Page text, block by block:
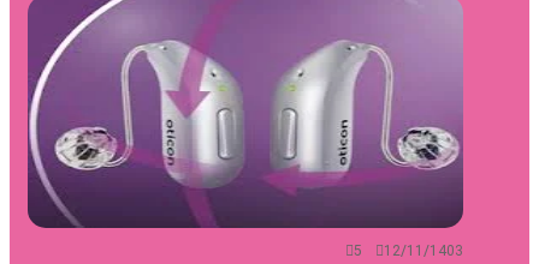
12/11/1403
5